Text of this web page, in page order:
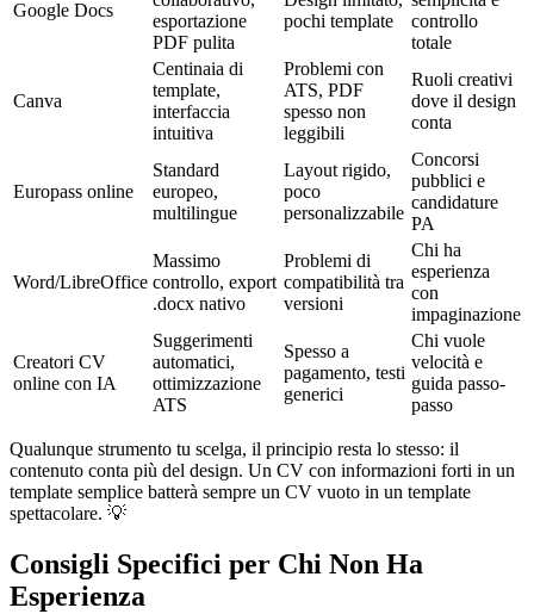
Google Docs
esportazione
PDF pulita
pochi template
controllo
totale
Canva
Centinaia di
template,
interfaccia
intuitiva
Problemi con
ATS, PDF
spesso non
leggibili
Ruoli creativi
dove il design
conta
Europass online
Standard
europeo,
multilingue
Layout rigido,
poco
personalizzabile
Concorsi
pubblici e
candidature
PA
Word/LibreOffice
Massimo
controllo, export
.docx nativo
Problemi di
compatibilità tra
versioni
Chi ha
esperienza
con
impaginazione
Creatori CV
online con IA
Suggerimenti
automatici,
ottimizzazione
ATS
Spesso a
pagamento, testi
generici
Chi vuole
velocità e
guida passo-
passo
Qualunque strumento tu scelga, il principio resta lo stesso: il
contenuto conta più del design. Un CV con informazioni forti in un
template semplice batterà sempre un CV vuoto in un template
spettacolare. 💡
Consigli Specifici per Chi Non Ha
Esperienza